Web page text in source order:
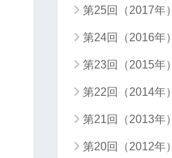
第25回（2017年）
第24回（2016年）
第23回（2015年）
第22回（2014年）
第21回（2013年）
第20回（2012年）